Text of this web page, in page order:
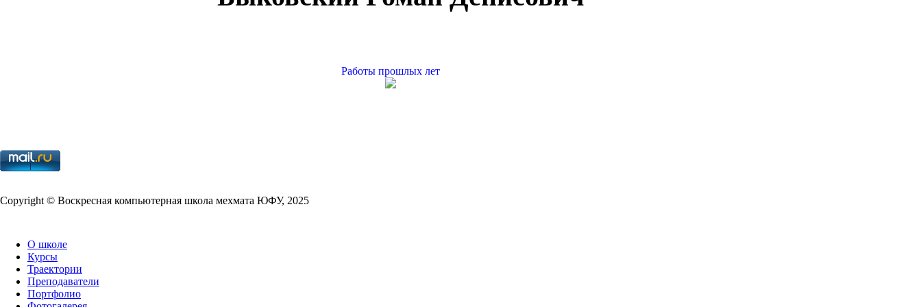
Работы прошлых лет
Copy­right © Воскресная компьютерная школа мехмата ЮФУ, 2025
О школе
Курсы
Траектории
Преподаватели
Портфолио